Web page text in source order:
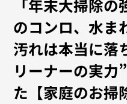
「年末大掃除
のコンロ、水
汚れは本当に落
リーナーの実力
た【家庭のお掃